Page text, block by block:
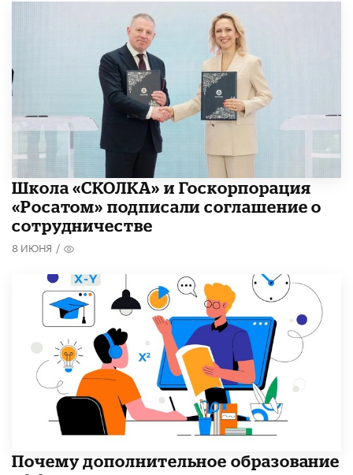
Школа «СКОЛКА» и Госкорпорация
«Росатом» подписали соглашение о
сотрудничестве
8 ИЮНЯ /
​Почему дополнительное образование